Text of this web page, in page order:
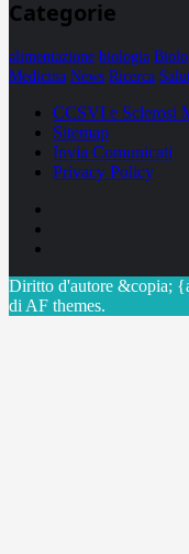
Categorie
alimentazione biologia
Medicina News Ricerca
CCSVI e Sclerosi
Sitemap
Invia Comunicati
Privacy Policy
Diritto d'autore &copia;
di AF themes.